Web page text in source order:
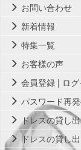
お問い合わせ
新着情報
特集一覧
お客様の声
会員登録 | ログ
パスワード再
ドレスの貸し
ドレスの貸し